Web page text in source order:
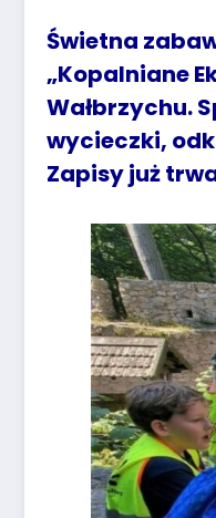
Świetna
„Kopalniane
Wałbrzychu.
wycieczki,
Zapisy już